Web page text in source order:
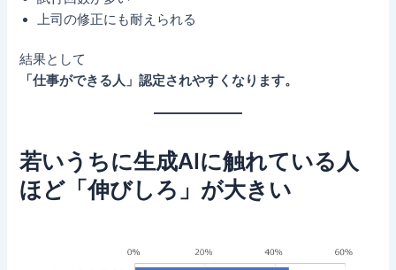
上司の修正にも耐えられる
結果として
「仕事ができる人」認定されやすくなります。
若いうちに生成AIに触れている人
ほど「伸びしろ」が大きい